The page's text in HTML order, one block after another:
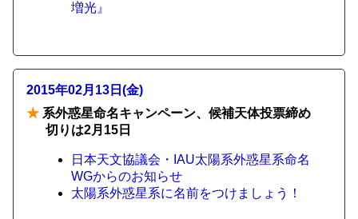
増光』
2015年02月13日(金)
★ 系外惑星命名キャンペーン、候補天体投票締め
切りは2月15日
日本天文協議会・IAU太陽系外惑星系命名
WGからのお知らせ
太陽系外惑星系に名前をつけましょう！